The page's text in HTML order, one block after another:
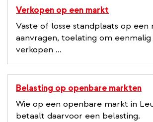
Verkopen op een markt
Vaste of losse standplaats op een
aanvragen, toelating om
verkopen ...
Belasting op openbare markten
Wie op een openbare markt in
betaalt daarvoor een belasting.